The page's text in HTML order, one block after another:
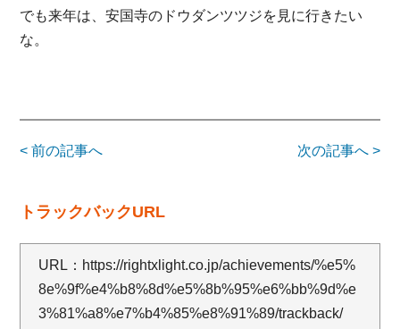
でも来年は、安国寺のドウダンツツジを見に行きたい
な。
< 前の記事へ 次の記事へ >
トラックバックURL
URL： https://rightxlight.co.jp/achievements/%e5%
8e%9f%e4%b8%8d%e5%8b%95%e6%bb%9d%e
3%81%a8%e7%b4%85%e8%91%89/trackback/